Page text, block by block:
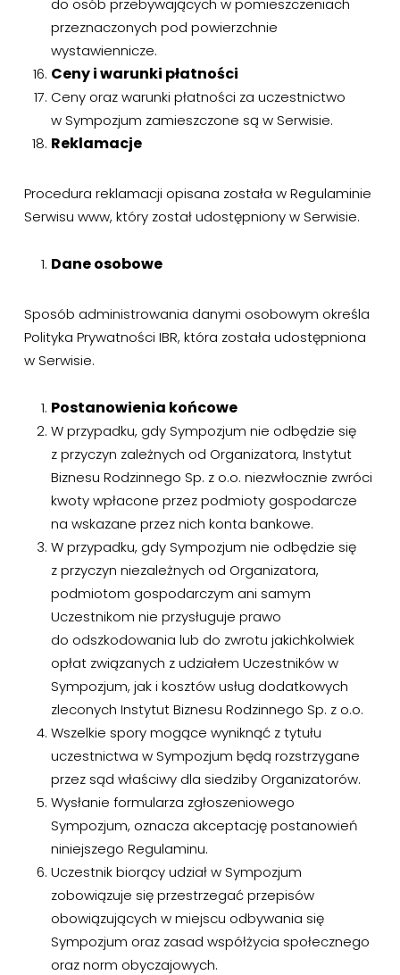
do osób przebywających w pomieszczeniach
przeznaczonych pod powierzchnie
wystawiennicze.
Ceny i warunki płatności
Ceny oraz warunki płatności za uczestnictwo
w Sympozjum zamieszczone są w Serwisie.
Reklamacje
Procedura reklamacji opisana została w Regulaminie
Serwisu www, który został udostępniony w Serwisie.
Dane osobowe
Sposób administrowania danymi osobowym określa
Polityka Prywatności IBR, która została udostępniona
w Serwisie.
Postanowienia końcowe
W przypadku, gdy Sympozjum nie odbędzie się
z przyczyn zależnych od Organizatora, Instytut
Biznesu Rodzinnego Sp. z o.o. niezwłocznie zwróci
kwoty wpłacone przez podmioty gospodarcze
na wskazane przez nich konta bankowe.
W przypadku, gdy Sympozjum nie odbędzie się
z przyczyn niezależnych od Organizatora,
podmiotom gospodarczym ani samym
Uczestnikom nie przysługuje prawo
do odszkodowania lub do zwrotu jakichkolwiek
opłat związanych z udziałem Uczestników w
Sympozjum, jak i kosztów usług dodatkowych
zleconych Instytut Biznesu Rodzinnego Sp. z o.o.
Wszelkie spory mogące wyniknąć z tytułu
uczestnictwa w Sympozjum będą rozstrzygane
przez sąd właściwy dla siedziby Organizatorów.
Wysłanie formularza zgłoszeniowego
Sympozjum, oznacza akceptację postanowień
niniejszego Regulaminu.
Uczestnik biorący udział w Sympozjum
zobowiązuje się przestrzegać przepisów
obowiązujących w miejscu odbywania się
Sympozjum oraz zasad współżycia społecznego
oraz norm obyczajowych.